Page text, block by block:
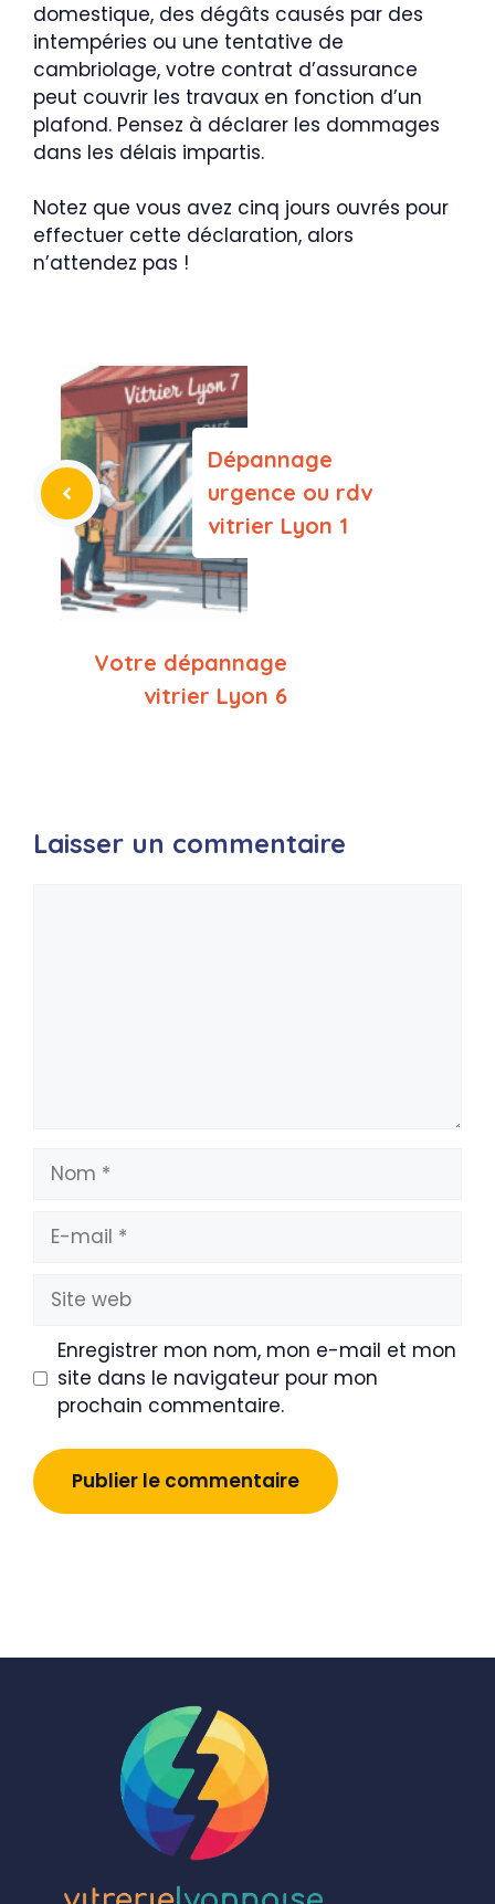
domestique, des dégâts causés par des
intempéries ou une tentative de
cambriolage, votre contrat d’assurance
peut couvrir les travaux en fonction d’un
plafond. Pensez à déclarer les dommages
dans les délais impartis.
Notez que vous avez cinq jours ouvrés pour
effectuer cette déclaration, alors
n’attendez pas !
Dépannage
urgence ou rdv
vitrier Lyon 1
Votre dépannage
vitrier Lyon 6
Laisser un commentaire
Nom
mail
Site
web
Enregistrer mon nom, mon e-mail et mon
site dans le navigateur pour mon
prochain commentaire.